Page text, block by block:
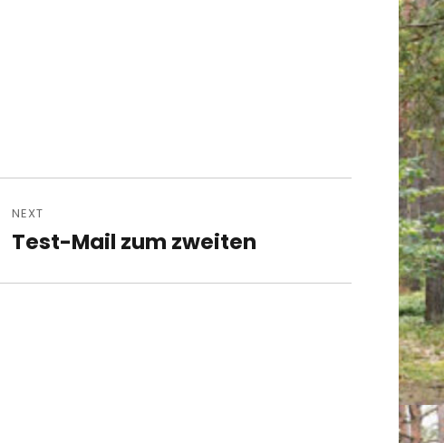
NEXT
Next
Test-Mail zum zweiten